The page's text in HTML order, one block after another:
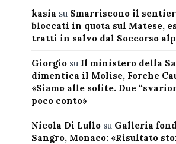
kasia su Smarriscono il
bloccati in quota sul Matese,
tratti in salvo dal Soccorso
Giorgiosu Il ministero della
dimentica il Molise, Forche
«Siamo alle solite. Due
poco conto»
Nicola Di Lullosu Galleria
Sangro, Monaco: «Risultato